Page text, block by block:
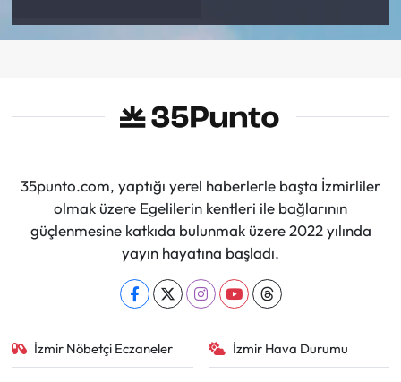
35punto.com, yaptığı yerel haberlerle başta İzmirliler
olmak üzere Egelilerin kentleri ile bağlarının
güçlenmesine katkıda bulunmak üzere 2022 yılında
yayın hayatına başladı.
İzmir Nöbetçi Eczaneler İzmir Hava Durumu